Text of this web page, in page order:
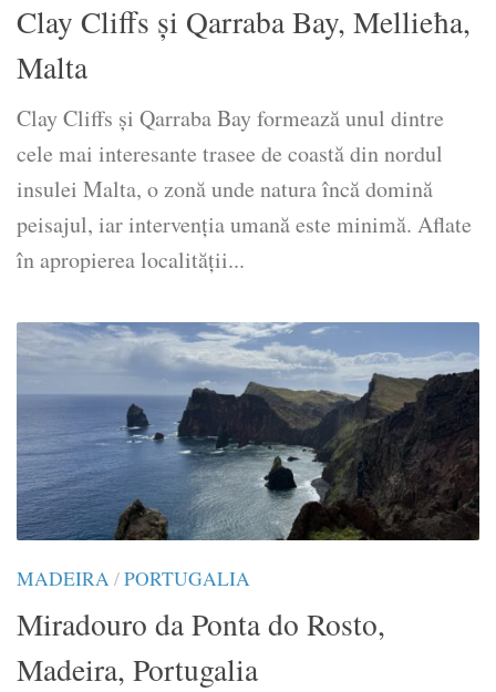
Clay Cliffs și Qarraba Bay, Mellieħa,
Malta
Clay Cliffs și Qarraba Bay formează unul dintre
cele mai interesante trasee de coastă din nordul
insulei Malta, o zonă unde natura încă domină
peisajul, iar intervenția umană este minimă. Aflate
în apropierea localității...
MADEIRA/PORTUGALIA
Miradouro da Ponta do Rosto,
Madeira, Portugalia